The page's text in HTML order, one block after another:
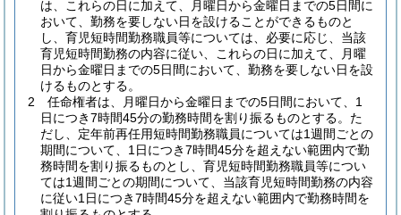
は、これらの日に加えて、月曜日から金曜日までの5日間に
おいて、勤務を要しない日を設けることができるものと
し、育児短時間勤務職員等については、必要に応じ、当該
育児短時間勤務の内容に従い、これらの日に加えて、月曜
日から金曜日までの5日間において、勤務を要しない日を設
けるものとする。
2
任命権者は、月曜日から金曜日までの5日間において、1
日につき7時間45分の勤務時間を割り振るものとする。 た
だし、定年前再任用短時間勤務職員については1週間ごとの
期間について、1日につき7時間45分を超えない範囲内で勤
務時間を割り振るものとし、育児短時間勤務職員等につい
ては1週間ごとの期間について、当該育児短時間勤務の内容
に従い1日につき7時間45分を超えない範囲内で勤務時間を